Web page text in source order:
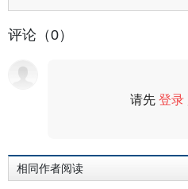
评论（0）
请先登录
相同作者阅读